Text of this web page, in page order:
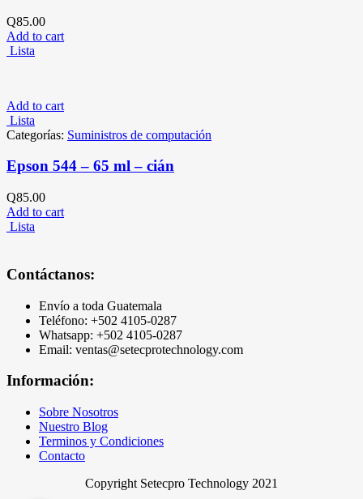
Q85.00
Add to cart
Lista
Add to cart
Lista
Categorías: Suministros de computación
Epson 544 – 65 ml – cián
Q85.00
Add to cart
Lista
Contáctanos:
Envío a toda Guatemala
Teléfono: +502 4105-0287
Whatsapp: +502 4105-0287
Email: ventas@setecprotechnology.com
Información:
Sobre Nosotros
Nuestro Blog
Terminos y Condiciones
Contacto
Copyright Setecpro Technology 2021